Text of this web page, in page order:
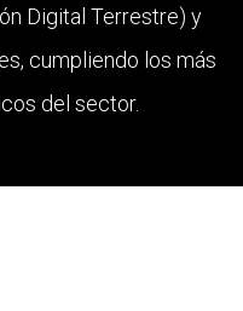
Digital Terrestre) y
cumpliendo los más
del sector.